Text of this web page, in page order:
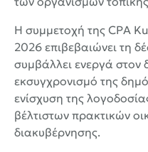
Η συμμετοχή της CPA
2026 επιβεβαιώνει τη
συμβάλλει ενεργά στον
εκσυγχρονισμό της
ενίσχυση της
βέλτιστων πρακτικών
διακυβέρνησης.